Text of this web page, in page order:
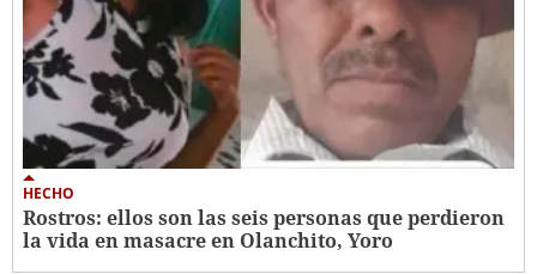
HECHO
Rostros: ellos son las seis personas que perdieron
la vida en masacre en Olanchito, Yoro